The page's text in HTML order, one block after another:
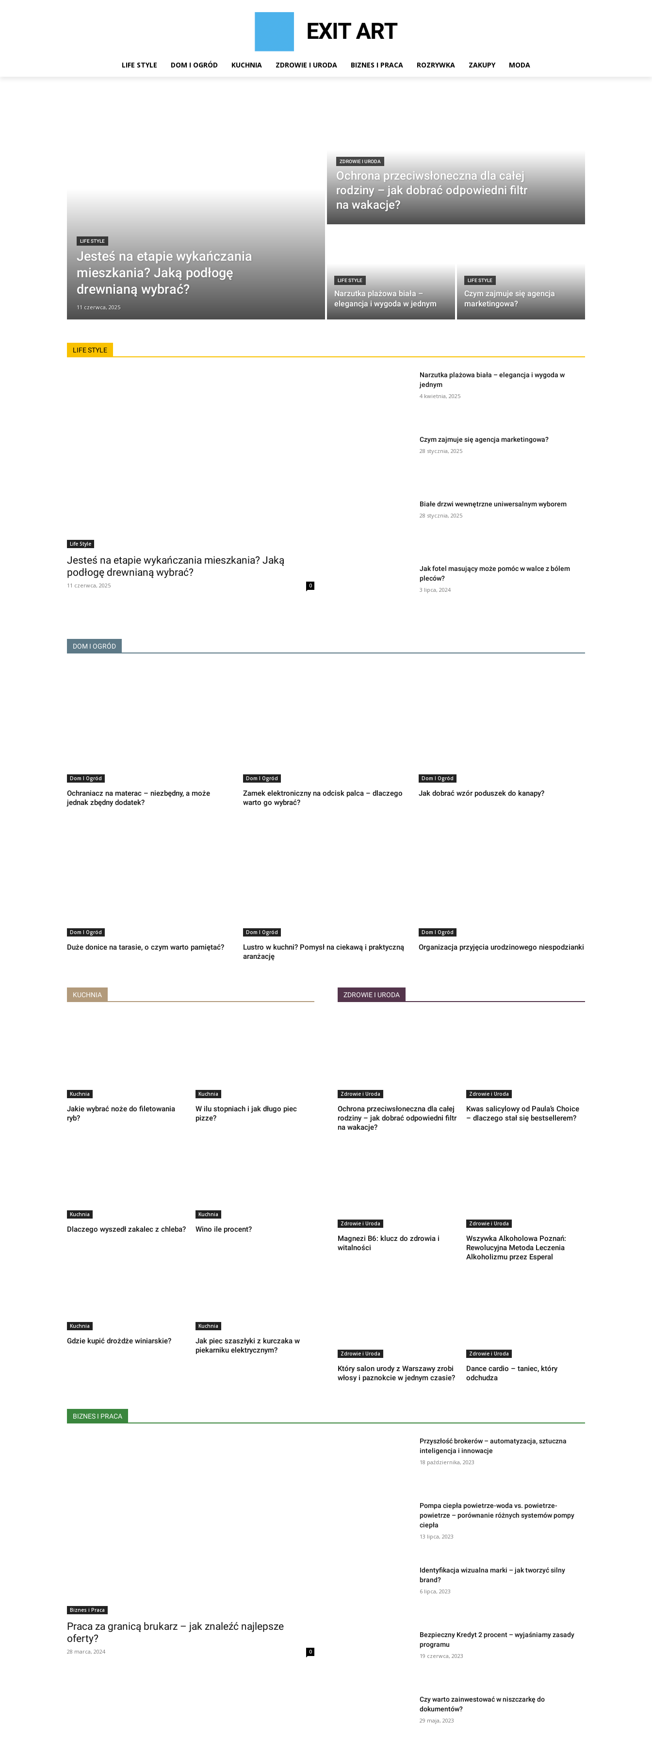
LIFE STYLE DOM I OGRÓD KUCHNIA ZDROWIE I URODA BIZNES I PRACA ROZRYWKA ZAKUPY MODA
LIFE STYLE
Jesteś na etapie wykańczania
mieszkania? Jaką podłogę
drewnianą wybrać?
11 czerwca, 2025
ZDROWIE I URODA
Ochrona przeciwsłoneczna dla całej
rodziny – jak dobrać odpowiedni filtr
na wakacje?
LIFE STYLE
Narzutka plażowa biała –
elegancja i wygoda w jednym
LIFE STYLE
Czym zajmuje się agencja
marketingowa?
LIFE STYLE
Life Style
Jesteś na etapie wykańczania mieszkania? Jaką
podłogę drewnianą wybrać?
11 czerwca, 2025 0
Narzutka plażowa biała – elegancja i wygoda w
jednym
4 kwietnia, 2025
Czym zajmuje się agencja marketingowa?
28 stycznia, 2025
Białe drzwi wewnętrzne uniwersalnym wyborem
28 stycznia, 2025
Jak fotel masujący może pomóc w walce z bólem
pleców?
3 lipca, 2024
DOM I OGRÓD
Dom I Ogród
Ochraniacz na materac – niezbędny, a może
jednak zbędny dodatek?
Dom I Ogród
Zamek elektroniczny na odcisk palca – dlaczego
warto go wybrać?
Dom I Ogród
Jak dobrać wzór poduszek do kanapy?
Dom I Ogród
Duże donice na tarasie, o czym warto pamiętać?
Dom I Ogród
Lustro w kuchni? Pomysł na ciekawą i praktyczną
aranżację
Dom I Ogród
Organizacja przyjęcia urodzinowego niespodzianki
KUCHNIA
Kuchnia
Jakie wybrać noże do filetowania
ryb?
Kuchnia
W ilu stopniach i jak długo piec
pizze?
Kuchnia
Dlaczego wyszedł zakalec z chleba?
Kuchnia
Wino ile procent?
Kuchnia
Gdzie kupić drożdże winiarskie?
Kuchnia
Jak piec szaszłyki z kurczaka w
piekarniku elektrycznym?
ZDROWIE I URODA
Zdrowie i Uroda
Ochrona przeciwsłoneczna dla całej
rodziny – jak dobrać odpowiedni filtr
na wakacje?
Zdrowie i Uroda
Kwas salicylowy od Paula’s Choice
– dlaczego stał się bestsellerem?
Zdrowie i Uroda
Magnezi B6: klucz do zdrowia i
witalności
Zdrowie i Uroda
Wszywka Alkoholowa Poznań:
Rewolucyjna Metoda Leczenia
Alkoholizmu przez Esperal
Zdrowie i Uroda
Który salon urody z Warszawy zrobi
włosy i paznokcie w jednym czasie?
Zdrowie i Uroda
Dance cardio – taniec, który
odchudza
BIZNES I PRACA
Biznes i Praca
Praca za granicą brukarz – jak znaleźć najlepsze
oferty?
28 marca, 2024 0
Przyszłość brokerów – automatyzacja, sztuczna
inteligencja i innowacje
18 października, 2023
Pompa ciepła powietrze-woda vs. powietrze-
powietrze – porównanie różnych systemów pompy
ciepła
13 lipca, 2023
Identyfikacja wizualna marki – jak tworzyć silny
brand?
6 lipca, 2023
Bezpieczny Kredyt 2 procent – wyjaśniamy zasady
programu
19 czerwca, 2023
Czy warto zainwestować w niszczarkę do
dokumentów?
29 maja, 2023